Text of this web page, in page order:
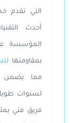
التي تقدم
أحدث
المؤسسة
بمقاومتها
مما يضمن
لسنوات
فريق فني